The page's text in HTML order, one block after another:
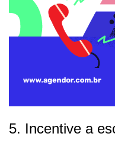
5. Incentive a